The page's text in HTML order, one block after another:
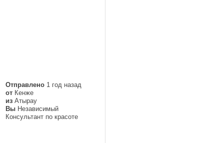
Отправлено 1 год назад
от Кенже
из Атырау
Вы Независимый
Консультант по красоте